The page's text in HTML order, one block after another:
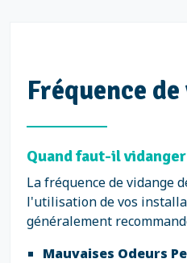
Fréquence
Quand faut-il
La fréquence de vidange
l'utilisation de vos
généralement
Mauvaises Odeurs